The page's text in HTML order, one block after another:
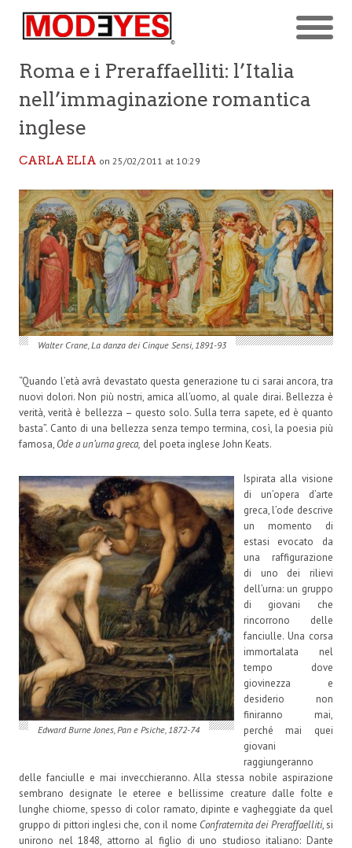
Roma e i Preraffaelliti: l’Italia
nell’immaginazione romantica
inglese
CARLA ELIA on 25/02/2011 at 10:29
Walter Crane, La danza dei Cinque Sensi, 1891-93
“Quando l’età avrà devastato questa generazione tu ci sarai ancora, tra
nuovi dolori. Non più nostri, amica all’uomo, al quale dirai. Bellezza è
verità, verità è bellezza – questo solo. Sulla terra sapete, ed è quanto
basta”. Canto di una bellezza senza tempo termina, così, la poesia più
famosa, Ode a un’urna greca, del poeta inglese John Keats.
Edward Burne Jones, Pan e Psiche, 1872-74
Ispirata alla visione
di un’opera d’arte
greca, l’ode descrive
un momento di
estasi evocato da
una raffigurazione
di uno dei rilievi
dell’urna: un gruppo
di giovani che
rincorrono delle
fanciulle. Una corsa
immortalata nel
tempo dove
giovinezza e
desiderio non
finiranno mai,
perché mai quei
giovani
raggiungeranno
delle fanciulle e mai invecchieranno. Alla stessa nobile aspirazione
sembrano designate le eteree e bellissime creature dalle folte e
lunghe chiome, spesso di color ramato, dipinte e vagheggiate da quel
gruppo di pittori inglesi che, con il nome Confraternita dei Preraffaelliti, si
unirono nel 1848, attorno al figlio di uno studioso italiano: Dante